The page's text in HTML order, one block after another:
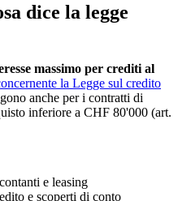
dice la legge
massimo per crediti al
la Legge sul credito
anche per i contratti di
inferiore a CHF 80'000 (art.
e leasing
e scoperti di conto